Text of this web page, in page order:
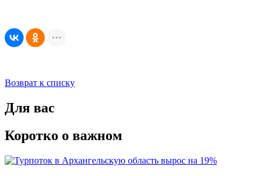
Возврат к списку
Для вас
Коротко о важном